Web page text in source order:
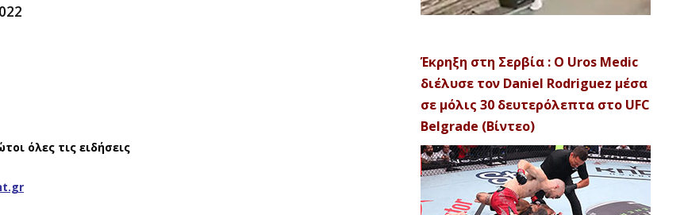
όλες τις ειδήσεις
Έκρηξη στη Σερβία : Ο Uros Medic
διέλυσε τον Daniel Rodriguez μέσα
σε μόλις 30 δευτερόλεπτα στο UFC
Belgrade (Βίντεο)